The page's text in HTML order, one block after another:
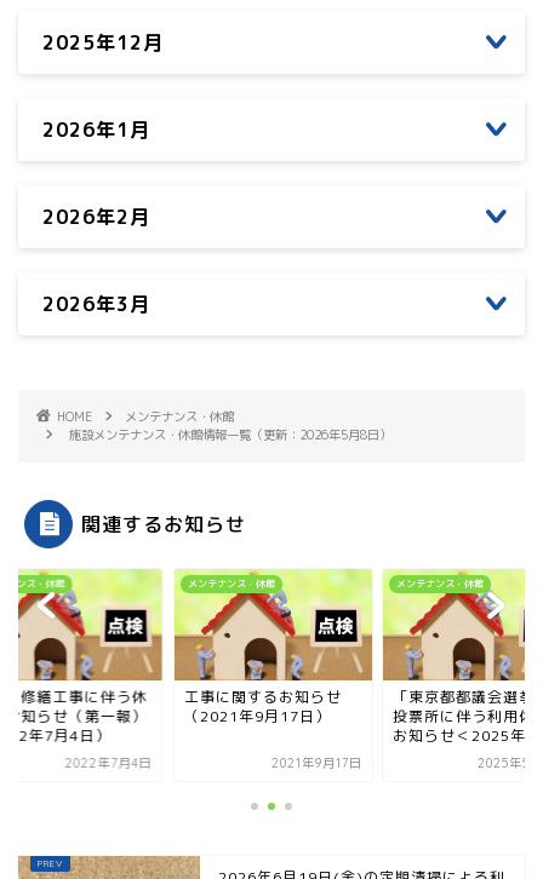
2025年12月
2026年1月
2026年2月
2026年3月
HOME
メンテナンス・休館
施設メンテナンス・休館情報一覧（更新：2026年5月8日）
関連するお知らせ
ナンス・休館
・修繕工事に伴う休
知らせ（第一報）
年7月4日）
2022年7月4日
メンテナンス・休館
工事に関するお知らせ
（2021年9月17日）
2021年9月17日
メンテナンス・休館
「東京都都議会選挙
投票所に伴う利用休
お知らせ＜2025年
2025年5